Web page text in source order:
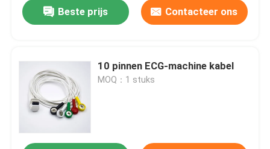
Beste prijs Contacteer ons
10 pinnen ECG-machine kabel
MOQ：1 stuks